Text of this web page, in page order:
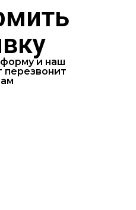
и наш
перезвонит